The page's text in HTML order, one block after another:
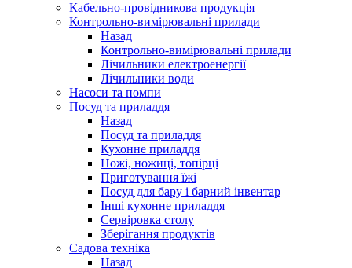
Кабельно-провідникова продукція
Контрольно-вимірювальні прилади
Назад
Контрольно-вимірювальні прилади
Лічильники електроенергії
Лічильники води
Насоси та помпи
Посуд та приладдя
Назад
Посуд та приладдя
Кухонне приладдя
Ножі, ножиці, топірці
Приготування їжі
Посуд для бару і барний інвентар
Інші кухонне приладдя
Сервіровка столу
Зберігання продуктів
Садова техніка
Назад